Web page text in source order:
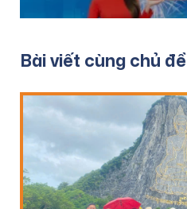
Bài viết cùng chủ đề